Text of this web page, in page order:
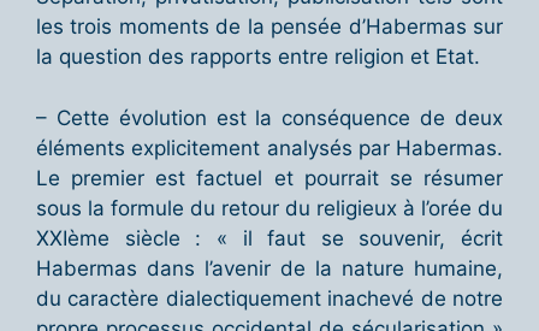
les trois moments de la pensée d’Habermas sur
la question des rapports entre religion et Etat.
– Cette évolution est la conséquence de deux
éléments explicitement analysés par Habermas.
Le premier est factuel et pourrait se résumer
sous la formule du retour du religieux à l’orée du
XXIème siècle : « il faut se souvenir, écrit
Habermas dans l’avenir de la nature humaine,
du caractère dialectiquement inachevé de notre